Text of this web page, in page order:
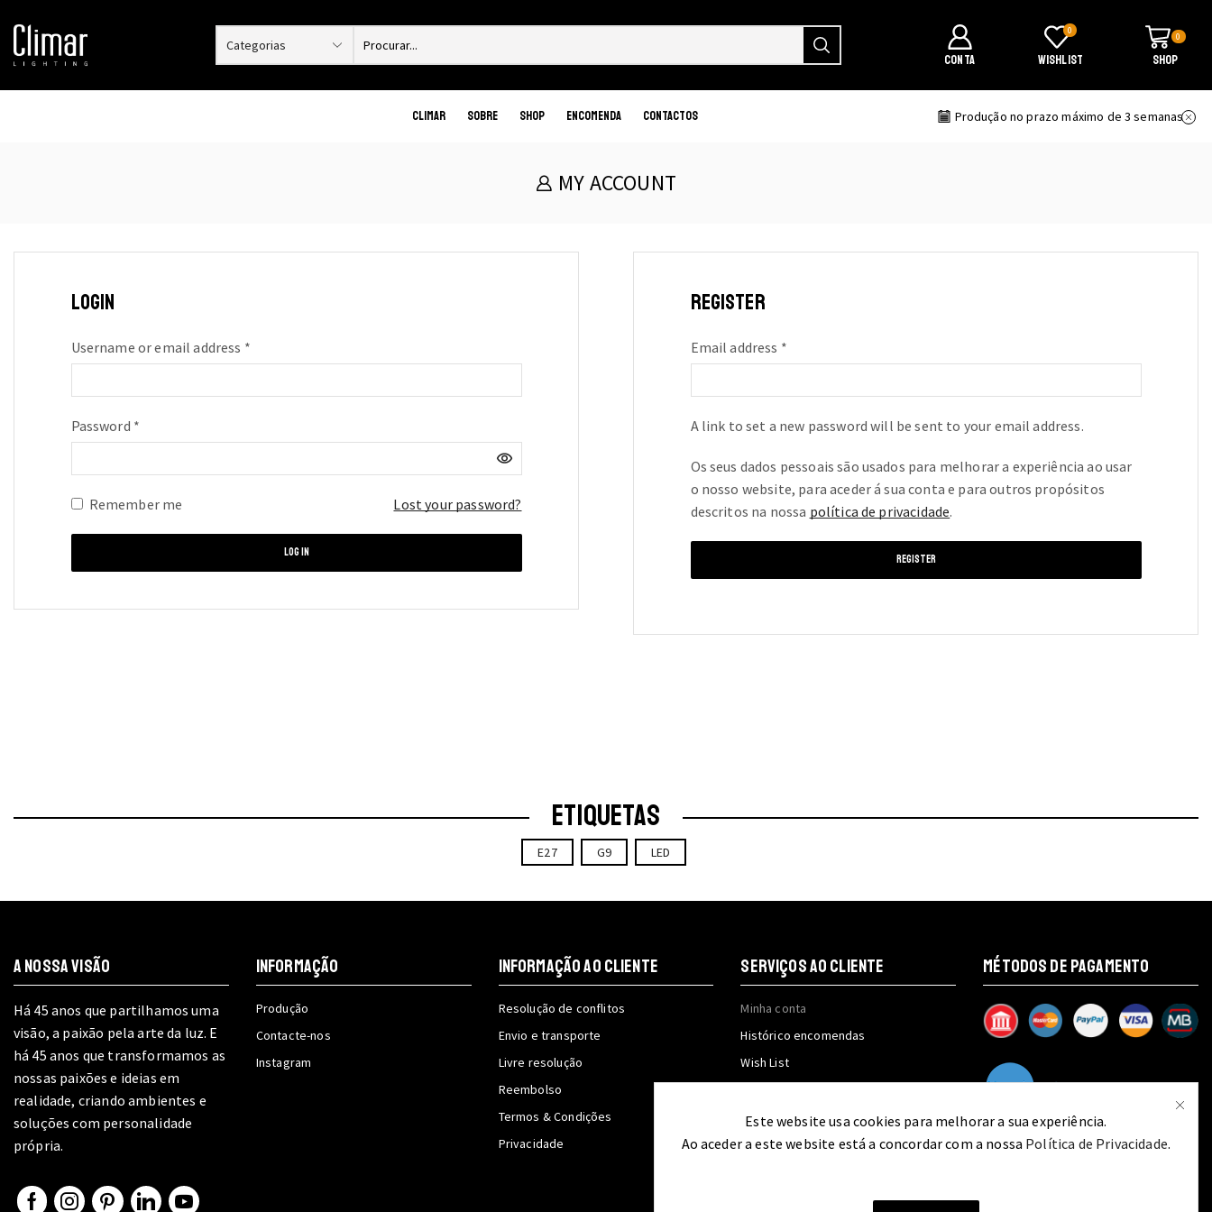
CONTA
0
WISHLIST
0
SHOP
Climar Sobre Shop Encomenda Contactos
Produto feito especialmente para si Produção no prazo máximo de 3 semanas
MY ACCOUNT
LOGIN
Username or email address *Required
Password *
Remember me Lost your password?
LOG IN
REGISTER
Email address *Required
A link to set a new password will be sent to your email address.
Os seus dados pessoais são usados para melhorar a experiência ao usar
o nosso website, para aceder á sua conta e para outros propósitos
descritos na nossa política de privacidade.
REGISTER
ETIQUETAS
E27 G9 LED
A NOSSA VISÃO
Há 45 anos que partilhamos uma
visão, a paixão pela arte da luz. E
há 45 anos que transformamos as
nossas paixões e ideias em
realidade, criando ambientes e
soluções com personalidade
própria.
INFORMAÇÃO
Produção
Contacte-nos
Instagram
INFORMAÇÃO AO CLIENTE
Resolução de conflitos
Envio e transporte
Livre resolução
Reembolso
Termos & Condições
Privacidade
SERVIÇOS AO CLIENTE
Minha conta
Histórico encomendas
Wish List
MÉTODOS DE PAGAMENTO
Este website usa cookies para melhorar a sua experiência.
Ao aceder a este website está a concordar com a nossa Política de Privacidade.